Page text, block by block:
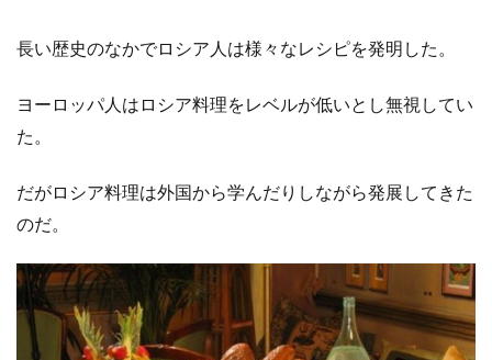
長い歴史のなかでロシア人は様々なレシピを発明した。
ヨーロッパ人はロシア料理をレベルが低いとし無視してい
た。
だがロシア料理は外国から学んだりしながら発展してきた
のだ。